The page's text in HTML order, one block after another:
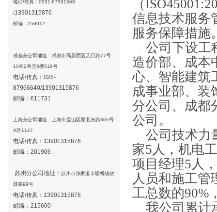
电话/传真：0531-87591569
/13901315876
邮编：250012
成都分公司地址：成都市高新西区天目路77号
10栋2单元5楼519号
电话/传真：028-
87966640/13901315876
邮编：611731
上海分公司地址：上海市宝山区顾北东路365号
A区1147
电话/传真： 13901315876
邮编：201906
苏州分公司地址： 苏州市张家港市塘桥镇吹
鼓路99号
电话/传真： 13901315876
邮编：215600
（
信息技术服务
服务保障措施
公司下设工
造价部、成本
心、智能建筑
成事业部、装
分公司、成都
公司。
公司技术力
家5人，机电
项目经理5人
人员和施工管
工总数的90%
我公司累计